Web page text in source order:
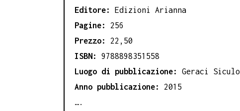
Editore: Edizioni Arianna
Pagine: 256
Prezzo: 22,50
ISBN: 9788898351558
Luogo di pubblicazione: Geraci Siculo
Anno pubblicazione: 2015
….